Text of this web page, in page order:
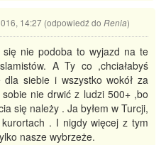
14:27 (odpowiedź do Renia)
się nie podoba to wyjazd na te
A Ty co ,chciałabyś
dla siebie i wszystko wokół za
nie drwić z ludzi 500+ ,bo
się należy . Ja byłem w Turcji,
. I nigdy więcej z tym
nasze wybrzeże.